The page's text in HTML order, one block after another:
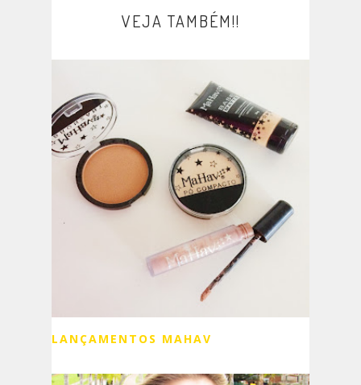
VEJA TAMBÉM!!
LANÇAMENTOS MAHAV